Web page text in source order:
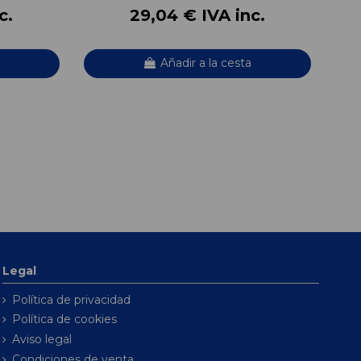
29,04 € IVA inc.
Añadir a la cesta
Legal
Política de privacidad
Política de cookies
Aviso legal